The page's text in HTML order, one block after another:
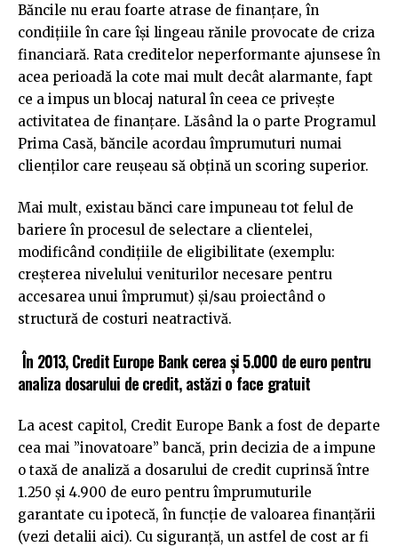
Băncile nu erau foarte atrase de finanțare, în
condițiile în care își lingeau rănile provocate de criza
financiară. Rata creditelor neperformante ajunsese în
acea perioadă la cote mai mult decât alarmante, fapt
ce a impus un blocaj natural în ceea ce privește
activitatea de finanțare. Lăsând la o parte Programul
Prima Casă, băncile acordau împrumuturi numai
clienților care reușeau să obțină un scoring superior.
Mai mult, existau bănci care impuneau tot felul de
bariere în procesul de selectare a clientelei,
modificând condițiile de eligibilitate (exemplu:
creșterea nivelului veniturilor necesare pentru
accesarea unui împrumut) și/sau proiectând o
structură de costuri neatractivă.
În 2013, Credit Europe Bank cerea și 5.000 de euro pentru
analiza dosarului de credit, astăzi o face gratuit
La acest capitol, Credit Europe Bank a fost de departe
cea mai ”inovatoare” bancă, prin decizia de a impune
o taxă de analiză a dosarului de credit cuprinsă între
1.250 și 4.900 de euro pentru împrumuturile
garantate cu ipotecă, în funcție de valoarea finanțării
(vezi detalii aici). Cu siguranță, un astfel de cost ar fi